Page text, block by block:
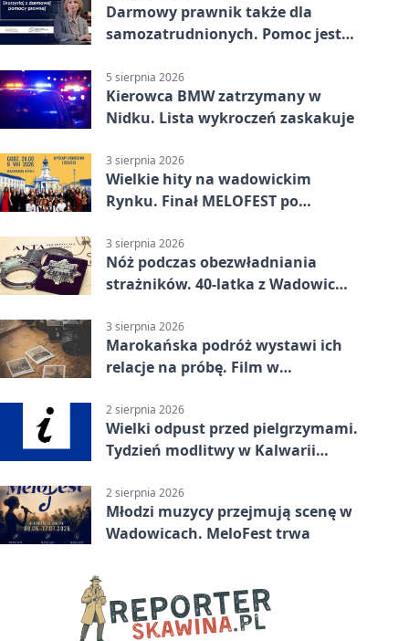
Darmowy prawnik także dla
samozatrudnionych. Pomoc jest
5 sierpnia 2026
Kierowca BMW zatrzymany w
Nidku. Lista wykroczeń zaskakuje
3 sierpnia 2026
Wielkie hity na wadowickim
Rynku. Finał MELOFEST po
3 sierpnia 2026
Nóż podczas obezwładniania
strażników. 40-latka z Wadowic
3 sierpnia 2026
Marokańska podróż wystawi ich
relacje na próbę. Film w
2 sierpnia 2026
Wielki odpust przed pielgrzymami.
Tydzień modlitwy w Kalwarii
2 sierpnia 2026
Młodzi muzycy przejmują scenę w
Wadowicach. MeloFest trwa